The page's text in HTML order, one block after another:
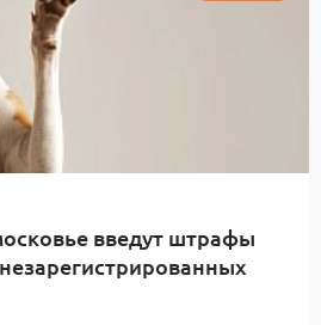
введут штрафы